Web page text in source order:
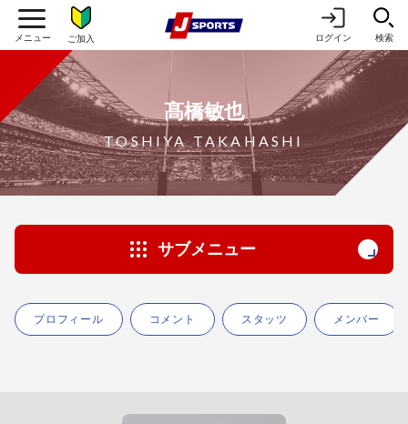
ご加入 ログイン 検索
髙橋敏也
TOSHIYA TAKAHASHI
サブメニュー
プロフィール コメント スタッツ メンバー